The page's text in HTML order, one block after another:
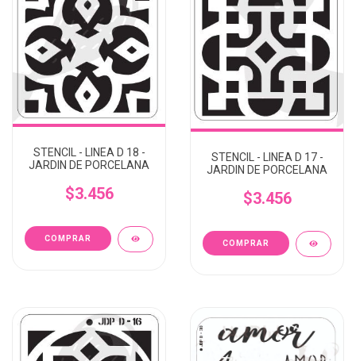
STENCIL - LINEA D 18 -
JARDIN DE PORCELANA
$3.456
STENCIL - LINEA D 17 -
JARDIN DE PORCELANA
$3.456